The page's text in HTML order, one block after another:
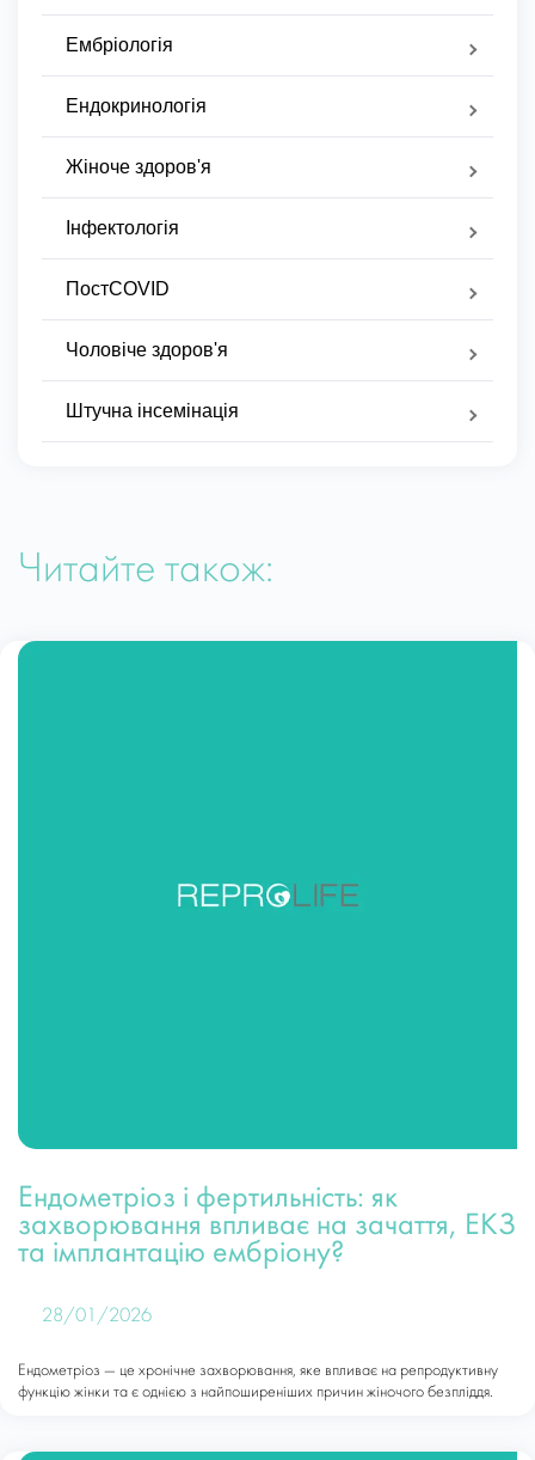
Ембріологія
Ендокринологія
Жіноче здоров'я
Інфектологія
ПостCOVID
Чоловіче здоров'я
Штучна інсемінація
Читайте також:
Ендометріоз і фертильність: як
захворювання впливає на зачаття, ЕКЗ
та імплантацію ембріону?
28/01/2026
Ендометріоз — це хронічне захворювання, яке впливає на репродуктивну
функцію жінки та є однією з найпоширеніших причин жіночого безпліддя.